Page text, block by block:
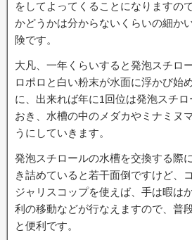
をしてよってくることになりますの
かどうかは分からないくらいの細か
険です。
大凡、一年くらいすると発泡スチロ
ロポロと白い粉末が水面に浮かび始
に、出来れば年に1回位は発泡スチ
おき、水槽の中のメダカやミナミヌ
うにしていきます。
発泡スチロールの水槽を交換する際
き詰めていると若干面倒ですけど、
ジャリスコップを使えば、手は暇は
利の移動などが行なえますので、普
と便利です。